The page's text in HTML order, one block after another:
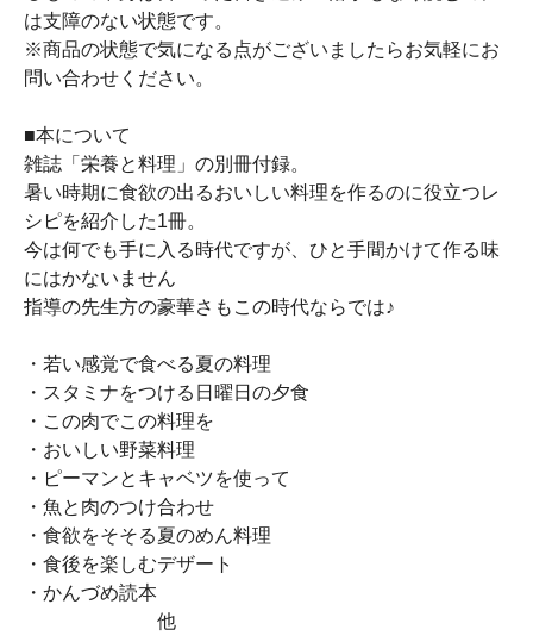
は支障のない状態です。
※商品の状態で気になる点がございましたらお気軽にお
問い合わせください。
■本について
雑誌「栄養と料理」の別冊付録。
暑い時期に食欲の出るおいしい料理を作るのに役立つレ
シピを紹介した1冊。
今は何でも手に入る時代ですが、ひと手間かけて作る味
にはかないません
指導の先生方の豪華さもこの時代ならでは♪
・若い感覚で食べる夏の料理
・スタミナをつける日曜日の夕食
・この肉でこの料理を
・おいしい野菜料理
・ピーマンとキャベツを使って
・魚と肉のつけ合わせ
・食欲をそそる夏のめん料理
・食後を楽しむデザート
・かんづめ読本
他